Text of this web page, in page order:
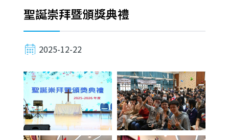
聖誕崇拜暨頒獎典禮
2025-12-22